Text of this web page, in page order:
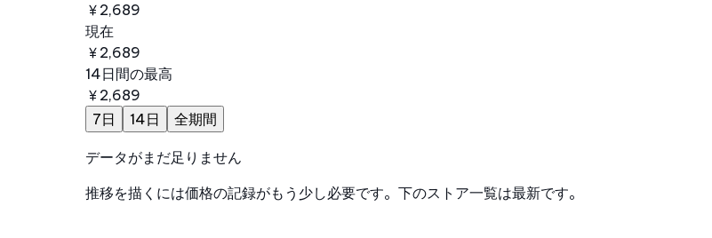
￥2,689
現在
￥2,689
14日間の最高
￥2,689
7日
14日 全期間
データがまだ足りません
推移を描くには価格の記録がもう少し必要です。下のストア一覧は最新です。